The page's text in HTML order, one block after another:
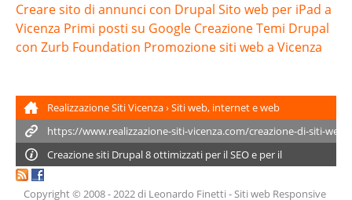
Creare sito di annunci con Drupal Sito web per iPad a
Vicenza Primi posti su Google Creazione Temi Drupal
con Zurb Foundation Promozione siti web a Vicenza
Realizzazione Siti Vicenza›Siti web, internet e web
marketing›Creazione di siti web veloci ed ottimizzati per
mobile
Creazione siti Drupal 8ottimizzati per il SEO e per il
Copyright © 2008 - 2022di Leonardo Finetti -Siti web Responsive